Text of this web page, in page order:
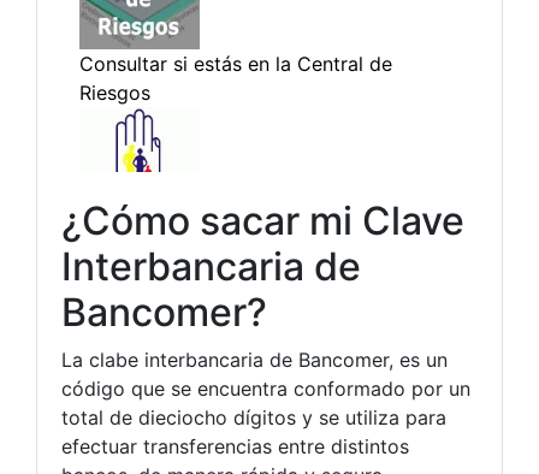
¿Cómo sacar mi Clave
Interbancaria de
Bancomer?
La clabe interbancaria de Bancomer, es un
código que se encuentra conformado por un
total de dieciocho dígitos y se utiliza para
efectuar transferencias entre distintos